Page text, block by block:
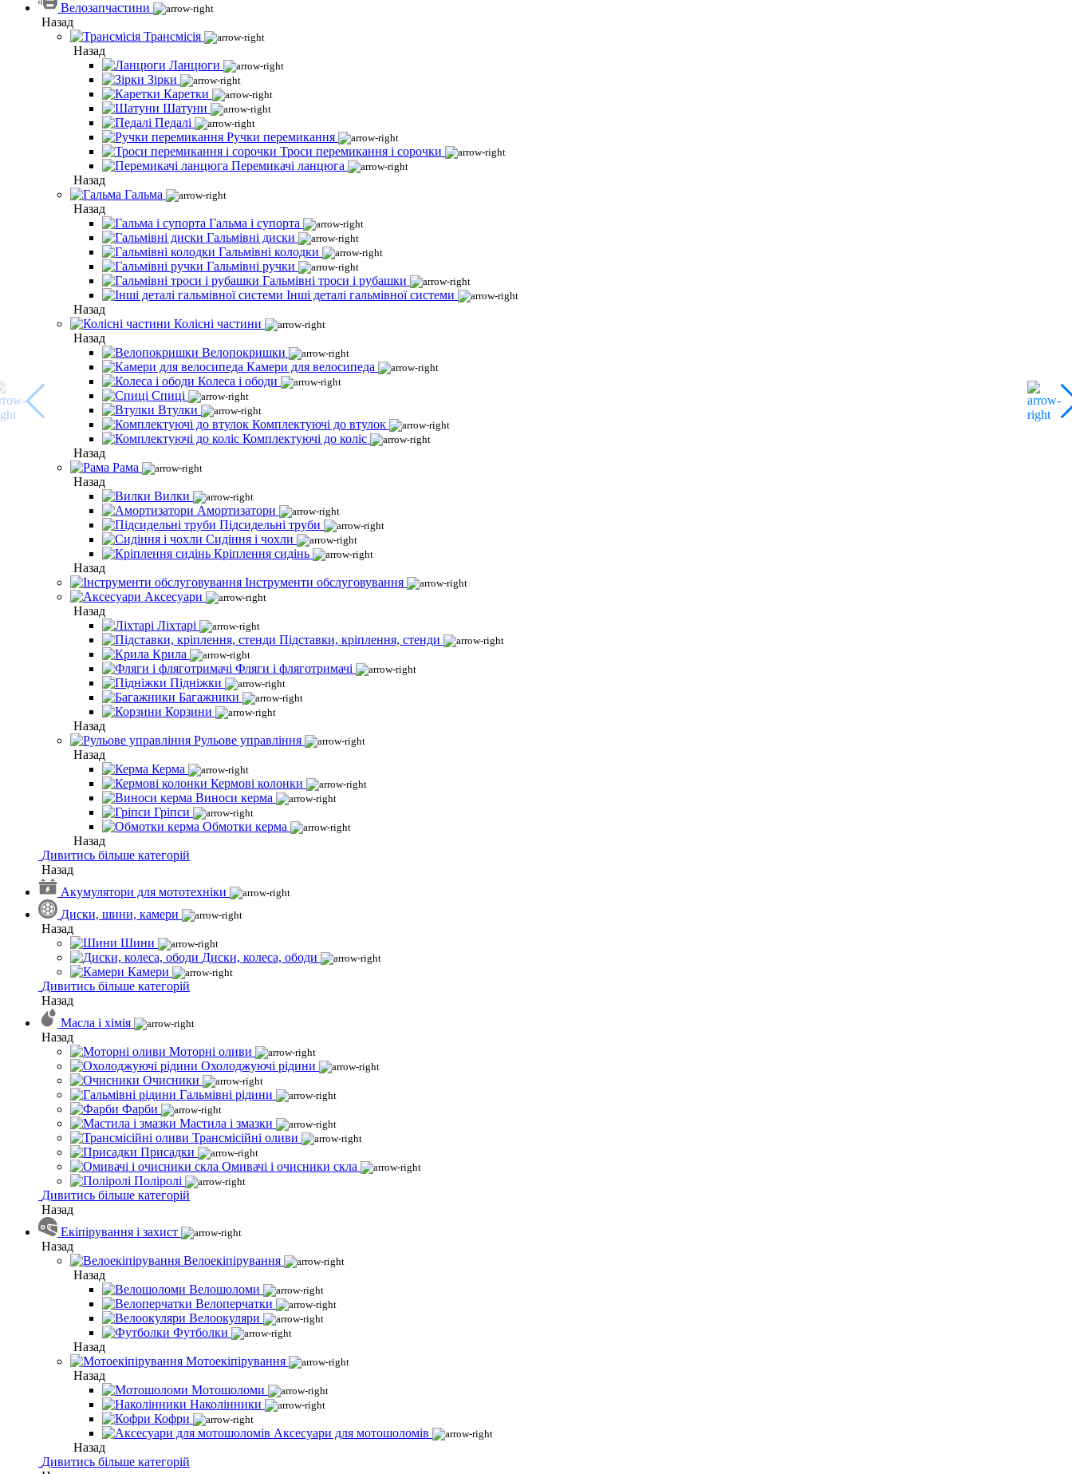
Велозапчастини
Назад
Трансмісія
Назад
Ланцюги
Зірки
Каретки
Шатуни
Педалі
Ручки перемикання
Троси перемикання і сорочки
Перемикачі ланцюга
Назад
Гальма
Назад
Гальма і супорта
Гальмівні диски
Гальмівні колодки
Гальмівні ручки
Гальмівні троси і рубашки
Інші деталі гальмівної системи
Назад
Колісні частини
Назад
Велопокришки
Камери для велосипеда
Колеса і ободи
Спиці
Втулки
Комплектуючі до втулок
Комплектуючі до коліс
Назад
Рама
Назад
Вилки
Амортизатори
Підсидельні труби
Сидіння і чохли
Кріплення сидінь
Назад
Інструменти обслуговування
Аксесуари
Назад
Ліхтарі
Підставки, кріплення, стенди
Крила
Фляги і фляготримачі
Підніжки
Багажники
Корзини
Назад
Рульове управління
Назад
Керма
Кермові колонки
Виноси керма
Гріпси
Обмотки керма
Назад
Дивитись більше категорій
Назад
Акумулятори для мототехніки
Диски, шини, камери
Назад
Шини
Диски, колеса, ободи
Камери
Дивитись більше категорій
Назад
Масла і хімія
Назад
Моторні оливи
Охолоджуючі рідини
Очисники
Гальмівні рідини
Фарби
Мастила і змазки
Трансмісійні оливи
Присадки
Омивачі і очисники скла
Поліролі
Дивитись більше категорій
Назад
Екіпірування і захист
Назад
Велоекіпірування
Назад
Велошоломи
Велоперчатки
Велоокуляри
Футболки
Назад
Мотоекіпірування
Назад
Мотошоломи
Наколінники
Кофри
Аксесуари для мотошоломів
Назад
Дивитись більше категорій